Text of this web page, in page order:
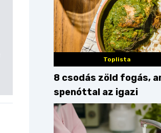
Toplista
8 csodás zöld fogás,
spenóttal az igazi